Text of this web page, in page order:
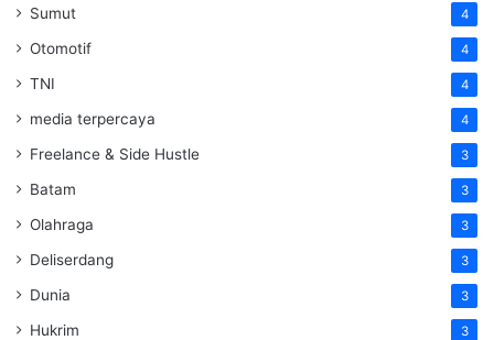
Sumut 4
Otomotif 4
TNI 4
media terpercaya 4
Freelance & Side Hustle 3
Batam 3
Olahraga 3
Deliserdang 3
Dunia 3
Hukrim 3